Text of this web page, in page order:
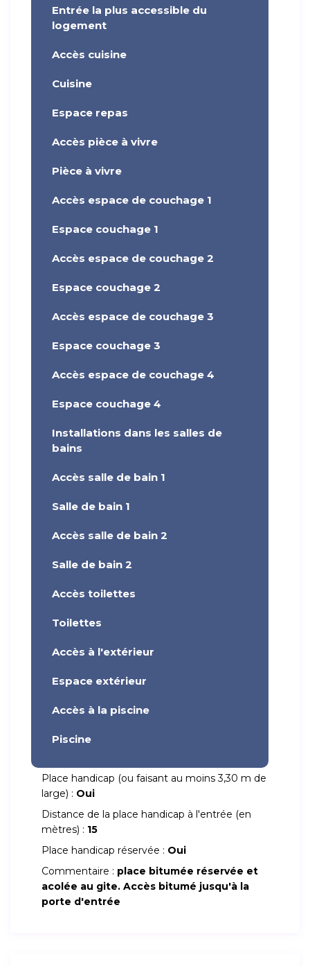
Entrée la plus accessible du
logement
Accès cuisine
Cuisine
Espace repas
Accès pièce à vivre
Pièce à vivre
Accès espace de couchage 1
Espace couchage 1
Accès espace de couchage 2
Espace couchage 2
Accès espace de couchage 3
Espace couchage 3
Accès espace de couchage 4
Espace couchage 4
Installations dans les salles de
bains
Accès salle de bain 1
Salle de bain 1
Accès salle de bain 2
Salle de bain 2
Accès toilettes
Toilettes
Accès à l'extérieur
Espace extérieur
Accès à la piscine
Piscine
Place handicap (ou faisant au moins 3,30 m de
large) : Oui
Distance de la place handicap à l'entrée (en
mètres) : 15
Place handicap réservée : Oui
Commentaire : place bitumée réservée et
acolée au gite. Accès bitumé jusqu'à la
porte d'entrée